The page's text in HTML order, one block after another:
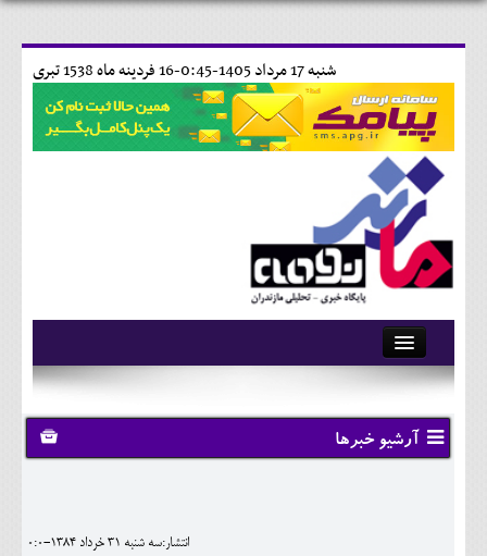
16 فردينه ماه 1538 تبری شنبه 17 مرداد 1405-0:45-
آرشیو
تماس با ما
وبلاگ
آرشیو خبرها
انتشار:سه شنبه 31 خرداد 1384-0:0